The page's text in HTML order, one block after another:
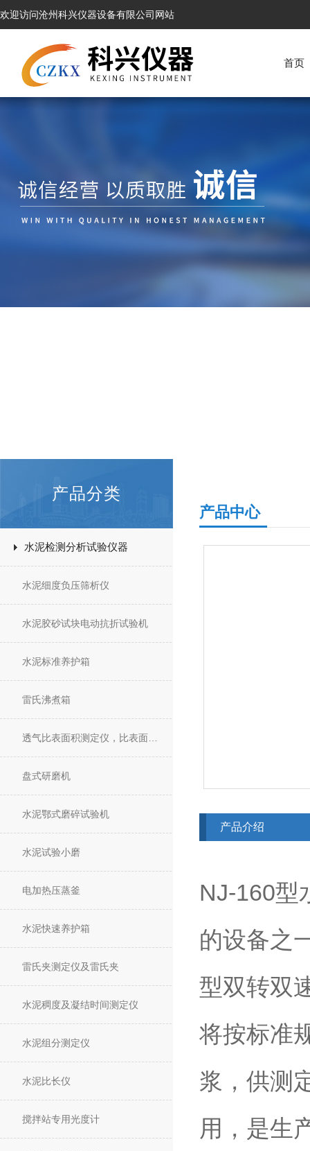
欢迎访问沧州科兴仪器设备有限公司网站
首页
产品分类
水泥检测分析试验仪器
水泥细度负压筛析仪
水泥胶砂试块电动抗折试验机
水泥标准养护箱
雷氏沸煮箱
盘式研磨机
水泥鄂式磨碎试验机
水泥试验小磨
电加热压蒸釜
水泥快速养护箱
雷氏夹测定仪及雷氏夹
水泥稠度及凝结时间测定仪
水泥组分测定仪
水泥比长仪
搅拌站专用光度计
产品中心
产品介绍
NJ-160型
的设备之
型双转双
将按标准
浆，供测
用，是生